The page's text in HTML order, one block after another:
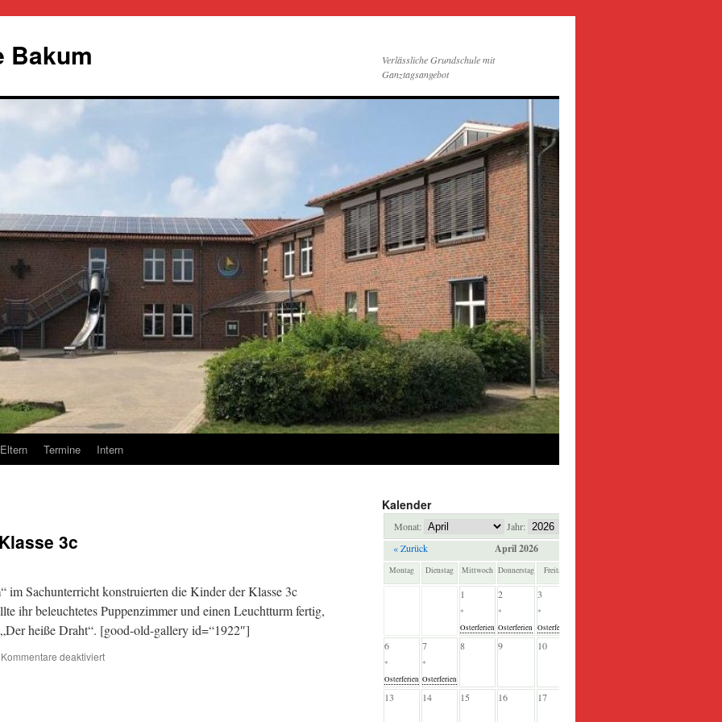
Bakum
Verlässliche Grundschule mit
Ganztagsangebot
Eltern Termine Intern
3c
im Sachunterricht konstruierten die Kinder der Klasse 3c
ihr beleuchtetes Puppenzimmer und einen Leuchtturm fertig,
heiße Draht“. [good-old-gallery id=“1922″]
Kommentare deaktiviertfür
Kalender
Monat:
Jahr:
« Zurück
April 2026
Montag Dienstag Mittwoch Donnerstag Freitag
1
*
Osterferien
2
*
Osterferien
3
*
Osterferien
6
*
Osterferien
7
*
Osterferien
8 9 10
13 14 15 16 17